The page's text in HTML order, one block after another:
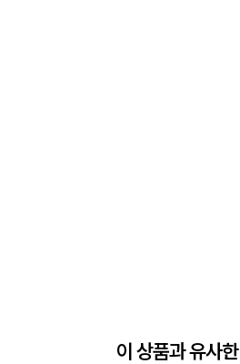
이 상품과 유사한